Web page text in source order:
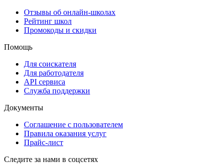
Отзывы об онлайн-школах
Рейтинг школ
Промокоды и скидки
Помощь
Для соискателя
Для работодателя
API сервиса
Служба поддержки
Документы
Соглашение с пользователем
Правила оказания услуг
Прайс-лист
Следите за нами в соцсетях